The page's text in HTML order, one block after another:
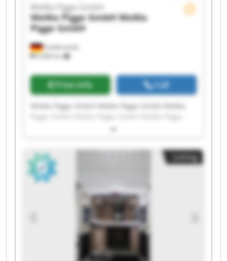
Goldenstedt
6,906 km
WeMa Pigge GmbH
WeMa Pigge GmbHWeMa
Pigge GmbH
Price info Call
WeMa Pigge GmbH WeMa Pigge GmbH WeMa
GmbH WeMa Pigge GmbH WeMa Pigge GmbH
Pigge GmbH WeMa Pigge GmbH WeMa Pigge
GmbH WeMa Pigge GmbH WeMa Pigge GmbH
WeMa Pigge GmbH WeMa Pigge GmbH WeMa
Pigge GmbH WeMa Pigge GmbH WeMa Pigge
GmbH WeMa Pigge GmbH
Listing